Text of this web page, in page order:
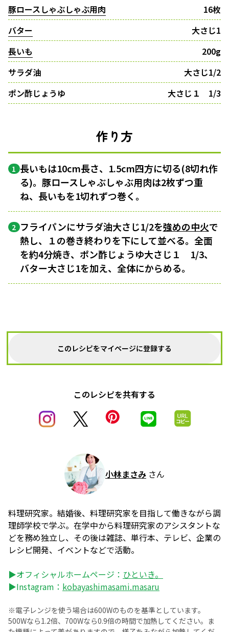
豚ロースしゃぶしゃぶ用肉
16枚
バター
大さじ1
長いも
200g
サラダ油
大さじ1/2
ポン酢じょうゆ
大さじ１ 1/3
作り方
1 長いもは10cm長さ、1.5cm四方に切る(8切れ作
る)。豚ロースしゃぶしゃぶ用肉は2枚ずつ重
ね、長いもを1切れずつ巻く。
2 フライパンにサラダ油大さじ1/2を強めの中火で
熱し、１の巻き終わりを下にして並べる。全面
を約4分焼き、ポン酢じょうゆ大さじ１ 1/3、
バター大さじ1を加え、全体にからめる。
このレシピをマイページに登録する
このレシピを共有する
小林まさみ さん
料理研究家。結婚後、料理研究家を目指して働きながら調
理師学校で学ぶ。在学中から料理研究家のアシスタントな
どを務め独立し、その後は雑誌、単行本、テレビ、企業の
レシピ開発、イベントなどで活動。
▶オフィシャルホームページ： ひといき。
▶Instagram： kobayashimasami.masaru
※電子レンジを使う場合は600Wのものを基準としています。
500Wなら1.2倍、700Wなら0.9倍の時間で加熱してください。ま